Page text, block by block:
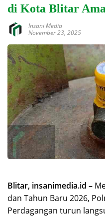
di Kota Blitar
Insani Media
November 23, 2025
Blitar, insanimedia.id –
dan Tahun Baru 2026,
Perdagangan turun